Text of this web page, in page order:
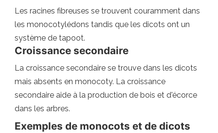
Les racines fibreuses se trouvent couramment dans
les monocotylédons tandis que les dicots ont un
système de tapoot.
Croissance secondaire
La croissance secondaire se trouve dans les dicots
mais absents en monocoty. La croissance
secondaire aide à la production de bois et d'écorce
dans les arbres.
Exemples de monocots et de dicots